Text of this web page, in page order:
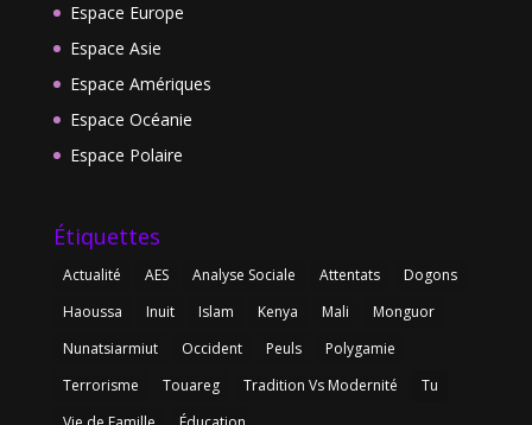
Espace Europe
Espace Asie
Espace Amériques
Espace Océanie
Espace Polaire
Étiquettes
Actualité AES Analyse Sociale Attentats
Dogons
Haoussa
Inuit Islam Kenya Mali
Monguor
Nunatsiarmiut
Occident Peuls
Polygamie
Terrorisme
Touareg Tradition Vs Modernité
Tu